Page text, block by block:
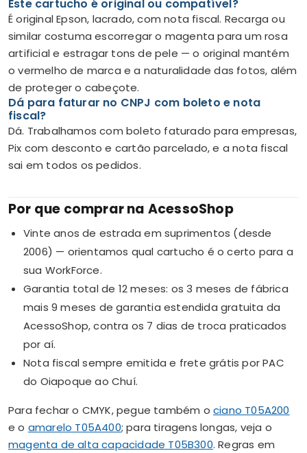
Este cartucho é original ou compatível?
É original Epson, lacrado, com nota fiscal. Recarga ou
similar costuma escorregar o magenta para um rosa
artificial e estragar tons de pele — o original mantém
o vermelho de marca e a naturalidade das fotos, além
de proteger o cabeçote.
Dá para faturar no CNPJ com boleto e nota
fiscal?
Dá. Trabalhamos com boleto faturado para empresas,
Pix com desconto e cartão parcelado, e a nota fiscal
sai em todos os pedidos.
Por que comprar na AcessoShop
Vinte anos de estrada em suprimentos (desde
2006) — orientamos qual cartucho é o certo para a
sua WorkForce.
Garantia total de 12 meses: os 3 meses de fábrica
mais 9 meses de garantia estendida gratuita da
AcessoShop, contra os 7 dias de troca praticados
por aí.
Nota fiscal sempre emitida e frete grátis por PAC
do Oiapoque ao Chuí.
Para fechar o CMYK, pegue também o ciano T05A200
e o amarelo T05A400; para tiragens longas, veja o
magenta de alta capacidade T05B300. Regras em